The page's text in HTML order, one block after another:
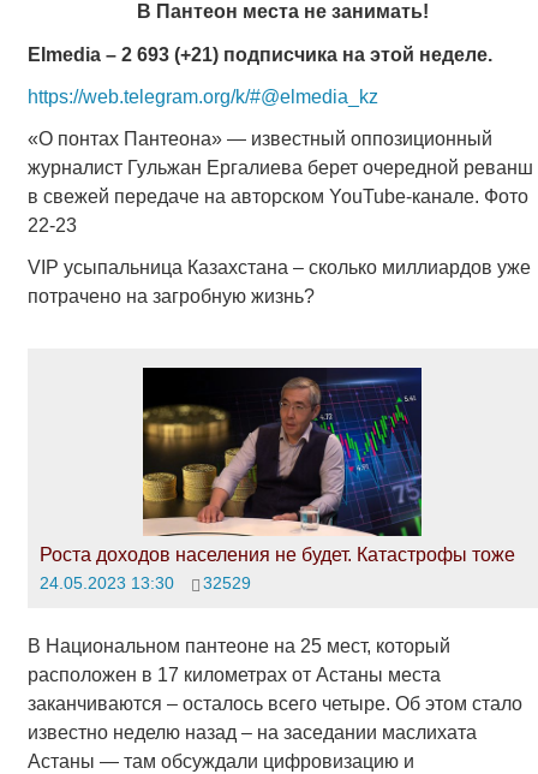
В Пантеон места не занимать!
EImedia – 2 693 (+21) подписчика на этой неделе.
https://web.telegram.org/k/#@elmedia_kz
«О понтах Пантеона» — известный оппозиционный
журналист Гульжан Ергалиева берет очередной реванш
в свежей передаче на авторском YouTube-канале. Фото
22-23
VIP усыпальница Казахстана – сколько миллиардов уже
потрачено на загробную жизнь?
Роста доходов населения не будет. Катастрофы тоже
24.05.2023 13:30 32529
В Национальном пантеоне на 25 мест, который
расположен в 17 километрах от Астаны места
заканчиваются – осталось всего четыре. Об этом стало
известно неделю назад – на заседании маслихата
Астаны — там обсуждали цифровизацию и